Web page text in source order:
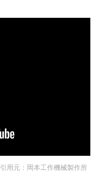
用元：岡本工作機械製作所